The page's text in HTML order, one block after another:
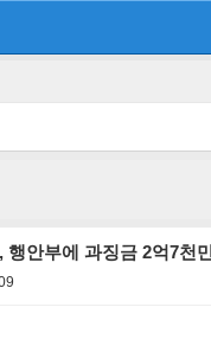
안부에 과징금 2억7천